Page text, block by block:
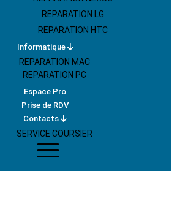
REPARATION LG
REPARATION HTC
Informatique
REPARATION MAC
REPARATION PC
Espace Pro
Prise de RDV
Contacts
SERVICE COURSIER